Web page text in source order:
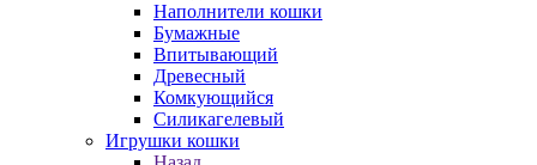
Наполнители кошки
Бумажные
Впитывающий
Древесный
Комкующийся
Силикагелевый
Игрушки кошки